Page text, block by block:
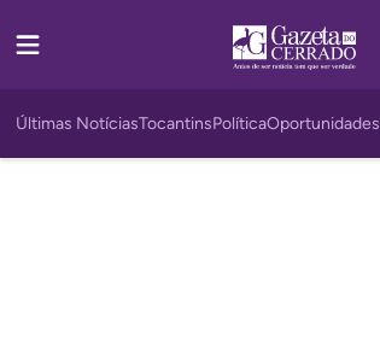
Últimas NotíciasTocantinsPolíticaOportunidades